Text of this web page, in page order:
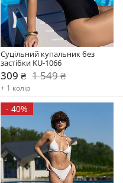
Суцільний купальник без
застібки KU-1066
309 ₴ 1 549 ₴
+ 1 колір
- 40%